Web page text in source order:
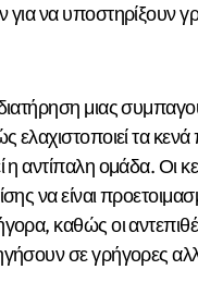
για να υποστηρίξουν
μιας
ελαχιστοποιεί τα
η αντίπαλη ομάδα. Οι
να είναι
καθώς οι
σε γρήγορες